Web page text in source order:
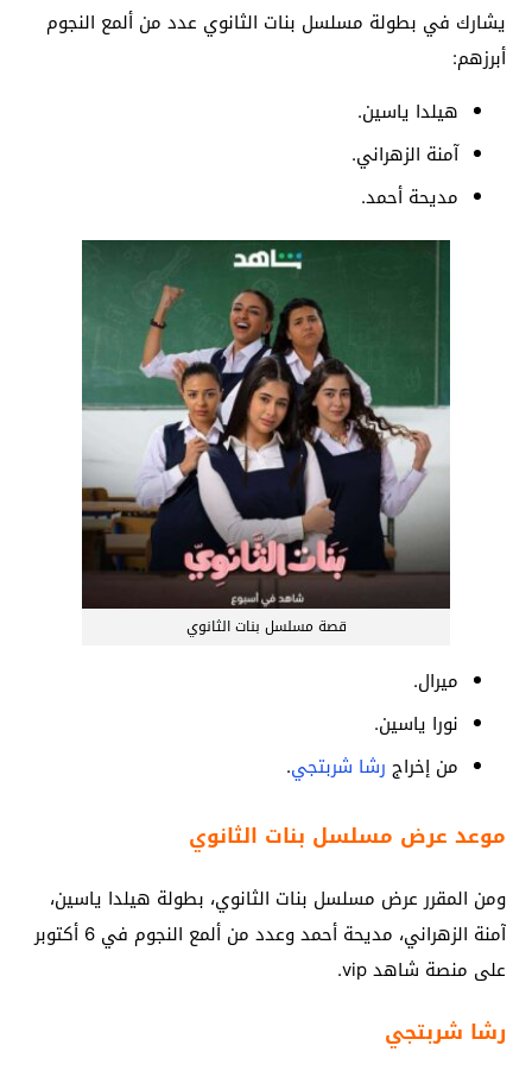
يشارك في بطولة مسلسل بنات الثانوي عدد من ألمع النجوم
أبرزهم:
هيلدا ياسين.
آمنة الزهراني.
مديحة أحمد.
قصة مسلسل بنات الثانوي
ميرال.
نورا ياسين.
من إخراج رشا شربتجي.
موعد عرض مسلسل بنات الثانوي
ومن المقرر عرض مسلسل بنات الثانوي، بطولة هيلدا ياسين،
آمنة الزهراني، مديحة أحمد وعدد من ألمع النجوم في 6 أكتوبر
على منصة شاهد vip.
رشا شربتجي